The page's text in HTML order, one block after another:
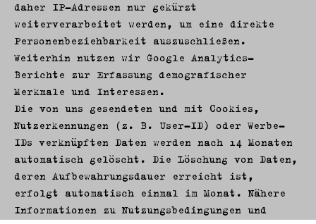
daher IP-Adressen nur gekürzt
weiterverarbeitet werden, um eine direkte
Personenbeziehbarkeit auszuschließen.
Weiterhin nutzen wir Google Analytics-
Berichte zur Erfassung demografischer
Merkmale und Interessen.
Die von uns gesendeten und mit Cookies,
Nutzerkennungen (z. B. User-ID) oder Werbe-
IDs verknüpften Daten werden nach 14 Monaten
automatisch gelöscht. Die Löschung von Daten,
deren Aufbewahrungsdauer erreicht ist,
erfolgt automatisch einmal im Monat. Nähere
Informationen zu Nutzungsbedingungen und